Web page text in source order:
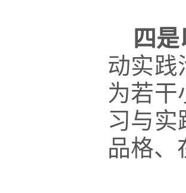
四
动实践
为若干
习与实
品格、